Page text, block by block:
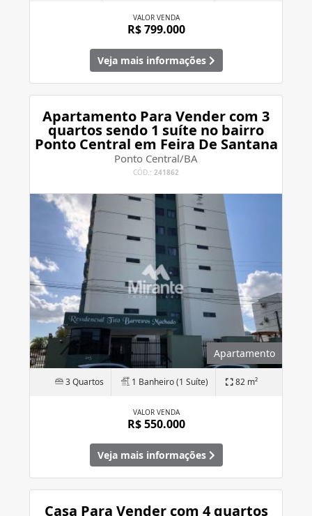
VALOR VENDA
R$ 799.000
Veja mais informações
Apartamento Para Vender com 3
quartos sendo 1 suíte no bairro
Ponto Central em Feira De Santana
Ponto Central/BA
CÓD.: 241862
Apartamento
3 Quartos 1 Banheiro (1 Suíte) 82 m²
VALOR VENDA
R$ 550.000
Veja mais informações
Casa Para Vender com 4 quartos